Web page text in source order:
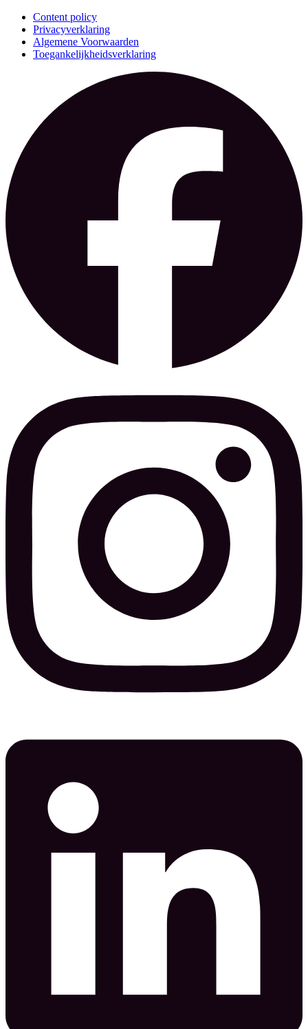
Content policy
Privacyverklaring
Algemene Voorwaarden
Toegankelijkheidsverklaring